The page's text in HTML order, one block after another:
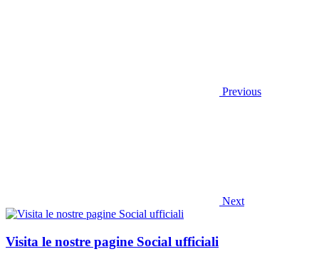
Previous
Next
Visita le nostre pagine Social ufficiali